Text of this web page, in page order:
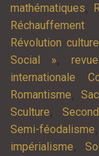
mathématiques,
Réchauffement
Révolution
Social »,
internationale
Romantisme,
Sculture,
Semi-féodalisme
impérialisme,